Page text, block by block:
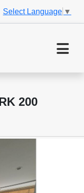
Select Language ▼
200